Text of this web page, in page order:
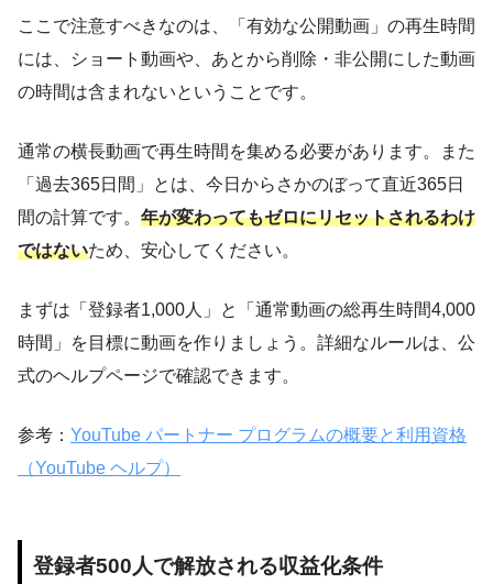
ここで注意すべきなのは、「有効な公開動画」の再生時間
には、ショート動画や、あとから削除・非公開にした動画
の時間は含まれないということです。
通常の横長動画で再生時間を集める必要があります。また
「過去365日間」とは、今日からさかのぼって直近365日
間の計算です。 年が変わってもゼロにリセットされるわけ
ではないため、安心してください。
まずは「登録者1,000人」と「通常動画の総再生時間4,000
時間」を目標に動画を作りましょう。詳細なルールは、公
式のヘルプページで確認できます。
参考： YouTube パートナー プログラムの概要と利用資格
（YouTube ヘルプ）
登録者500人で解放される収益化条件